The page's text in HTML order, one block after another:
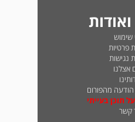
שימוש
פרטיות
נגישות
אצלנו
מהפורום
תוכן בעייתי
קשר